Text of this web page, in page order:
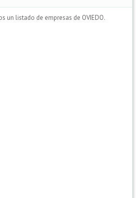
un listado de empresas de OVIEDO.